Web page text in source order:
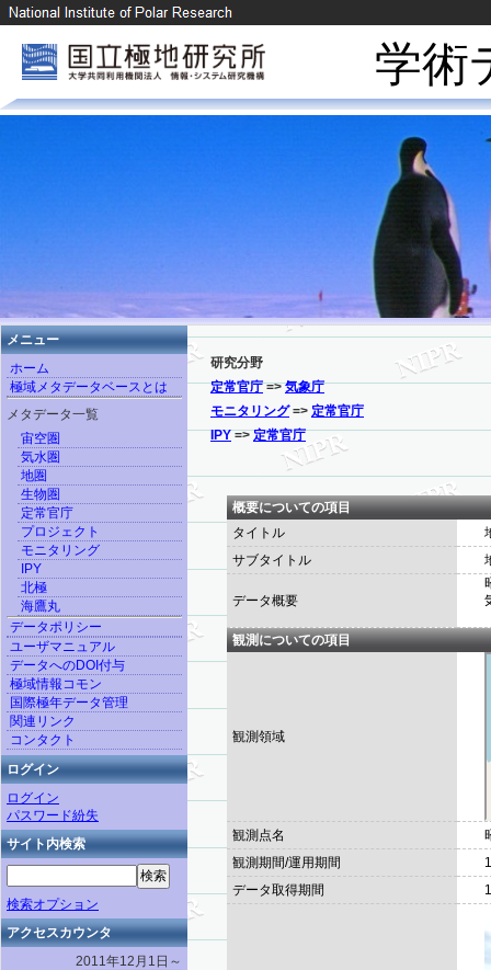
学術
メニュー
ホーム
極域メタデータベースとは
メタデータ一覧
宙空圏
気水圏
地圏
生物圏
定常官庁
プロジェクト
モニタリング
IPY
北極
海鷹丸
データポリシー
ユーザマニュアル
データへのDOI付与
極域情報コモン
国際極年データ管理
関連リンク
コンタクト
ログイン
ログイン
パスワード紛失
サイト内検索
検索オプション
アクセスカウンタ
2011年12月1日～
研究分野
定常官庁=>気象庁
モニタリング=> 定常官庁
IPY=>定常官庁
概要についての項目
タイトル
サブタイトル
データ概要
観測についての項目
観測領域
観測点名
観測期間/運用期間
データ取得期間